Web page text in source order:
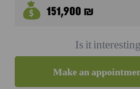
151,900 ₪
Is it
Make an